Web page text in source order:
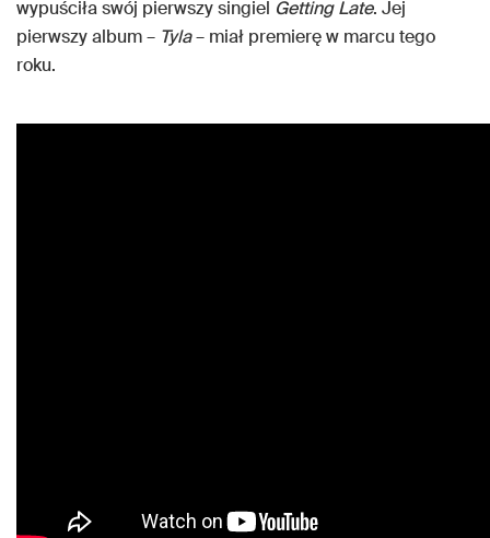
wypuściła swój pierwszy singiel Getting Late. Jej
pierwszy album – Tyla– miał premierę w marcu tego
roku.